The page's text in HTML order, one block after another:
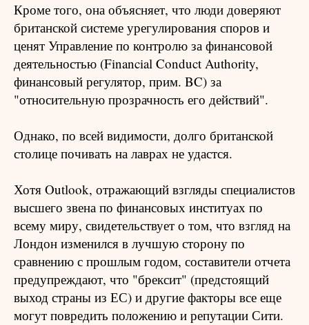
Кроме того, она объясняет, что люди доверяют
британской системе урегулирования споров и
ценят Управление по контролю за финансовой
деятельностью (Financial Conduct Authority,
финансовый регулятор, прим. BC) за
"относительную прозрачность его действий".
Однако, по всей видимости, долго британской
столице почивать на лаврах не удастся.
Хотя Outlook, отражающий взгляды специалистов
высшего звена по финансовых институах по
всему миру, свидетельствует о том, что взгляд на
Лондон изменился в лучшую сторону по
сравнению с прошлым годом, составители отчета
предупреждают, что "брексит" (предстоящий
выход страны из ЕС) и другие факторы все еще
могут повредить положению и репутации Сити.